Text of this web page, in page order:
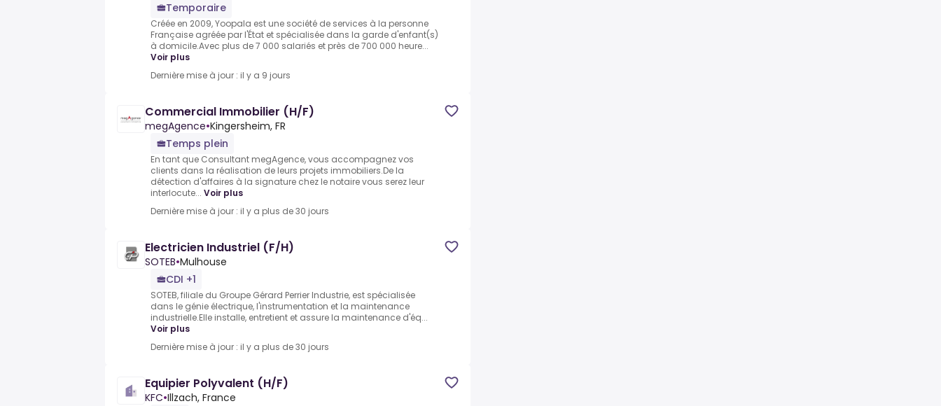
Temporaire
Créée en 2009, Yoopala est une société de services à la personne
Française agréée par l'État et spécialisée dans la garde d'enfant(s)
à domicile.Avec plus de 7 000 salariés et près de 700 000 heure...
Voir plus
Dernière mise à jour : il y a 9 jours
Commercial Immobilier (H/F)
megAgence•Kingersheim, FR
Temps plein
En tant que Consultant megAgence, vous accompagnez vos
clients dans la réalisation de leurs projets immobiliers.De la
détection d'affaires à la signature chez le notaire vous serez leur
interlocute... Voir plus
Dernière mise à jour : il y a plus de 30 jours
Electricien Industriel (F/H)
SOTEB•Mulhouse
CDI +1
SOTEB, filiale du Groupe Gérard Perrier Industrie, est spécialisée
dans le génie électrique, l'instrumentation et la maintenance
industrielle.Elle installe, entretient et assure la maintenance d'éq...
Voir plus
Dernière mise à jour : il y a plus de 30 jours
Equipier Polyvalent (H/F)
KFC•Illzach, France